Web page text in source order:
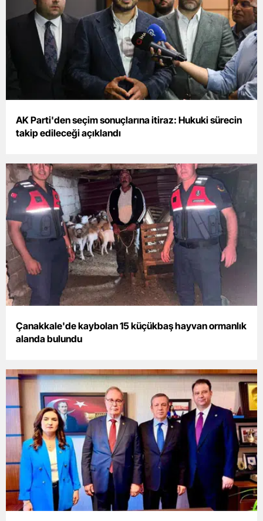
Samsun
Siirt
Sinop
Sivas
Tekirdağ
Trabzon
Tunceli
Şanlıurfa
Uşak
Van
Yozgat
Zonguldak
Aksaray
Karaman
Kırıkkale
Batman
Şırnak
Bartın
Ardahan
AK Parti'den seçim sonuçlarına itiraz: Hukuki sürecin
takip edileceği açıklandı
Çanakkale'de kaybolan 15 küçükbaş hayvan ormanlık
alanda bulundu